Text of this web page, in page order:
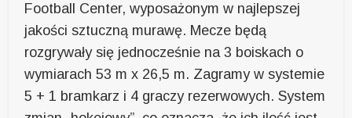
Football Center, wyposażonym w najlepszej
jakości sztuczną murawę. Mecze będą
rozgrywały się jednocześnie na 3 boiskach o
wymiarach 53 m x 26,5 m. Zagramy w systemie
5 + 1 bramkarz i 4 graczy rezerwowych. System